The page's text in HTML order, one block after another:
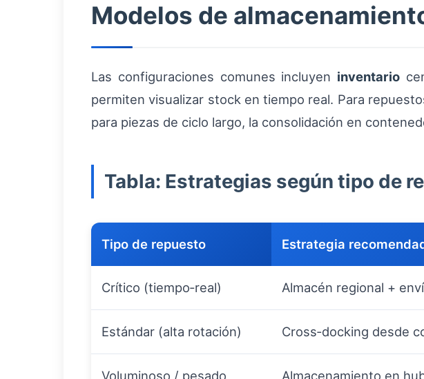
Modelos de
Las configuraciones comunes incluyen inventario
permiten visualizar stock en tiempo real. Para
para piezas de ciclo largo, la consolidación en
Tabla: Estrategias según tipo de
Tipo de repuesto Estrategia
Crítico (tiempo‑real) Almacén regional +
Estándar (alta rotación) Cross‑docking desde
Voluminoso / pesado Almacenamiento en